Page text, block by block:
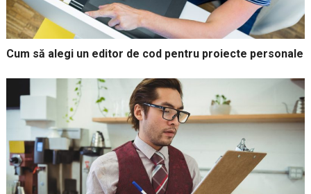
Cum să alegi un editor de cod pentru proiecte personale